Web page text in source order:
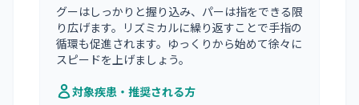
グーはしっかりと握り込み、パーは指をできる限
り広げます。リズミカルに繰り返すことで手指の
循環も促進されます。ゆっくりから始めて徐々に
スピードを上げましょう。
対象疾患・推奨される方